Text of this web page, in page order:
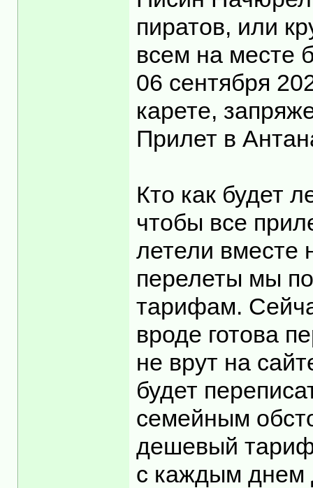
пиратов, или
всем на месте
06 сентября
карете,
Прилет в
Кто как будет
чтобы все
летели вместе
перелеты мы
тарифам.
вроде готова
не врут на
будет
семейным
дешевый тариф
с каждым днем